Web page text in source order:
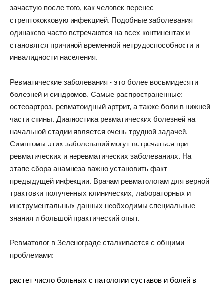
зачастую после того, как человек перенес
стрептококковую инфекцией. Подобные заболевания
одинаково часто встречаются на всех континентах и
становятся причиной временной нетрудоспособности и
инвалидности населения.
Ревматические заболевания - это более восьмидесяти
болезней и синдромов. Самые распространенные:
остеоартроз, ревматоидный артрит, а также боли в нижней
части спины. Диагностика ревматических болезней на
начальной стадии является очень трудной задачей.
Симптомы этих заболеваний могут встречаться при
ревматических и неревматических заболеваниях. На
этапе сбора анамнеза важно установить факт
предыдущей инфекции. Врачам ревматологам для верной
трактовки полученных клинических, лабораторных и
инструментальных данных необходимы специальные
знания и большой практический опыт.
Ревматолог в Зеленограде сталкивается с общими
проблемами:
растет число больных с патологии суставов и болей в